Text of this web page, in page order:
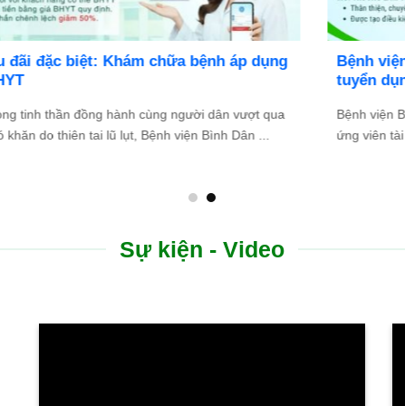
Bệnh viện Bình Dân Đà Nẵng thông báo
Bệnh viện Bình Dân Đà Nẵng đang tìm kiếm những
ứng viên tài năng, nhiệt huyết để gia nhập đội ngũ ...
Sự kiện - Video